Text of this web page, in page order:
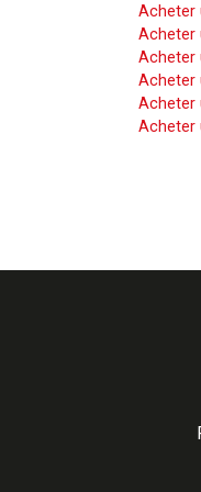
Acheter
Acheter
Acheter
Acheter
Acheter
Acheter